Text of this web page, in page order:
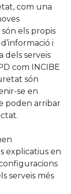
com una
els propis
i
dels serveis
com INCIBE
són
se en
poden arribar
explicatius en
serveis més